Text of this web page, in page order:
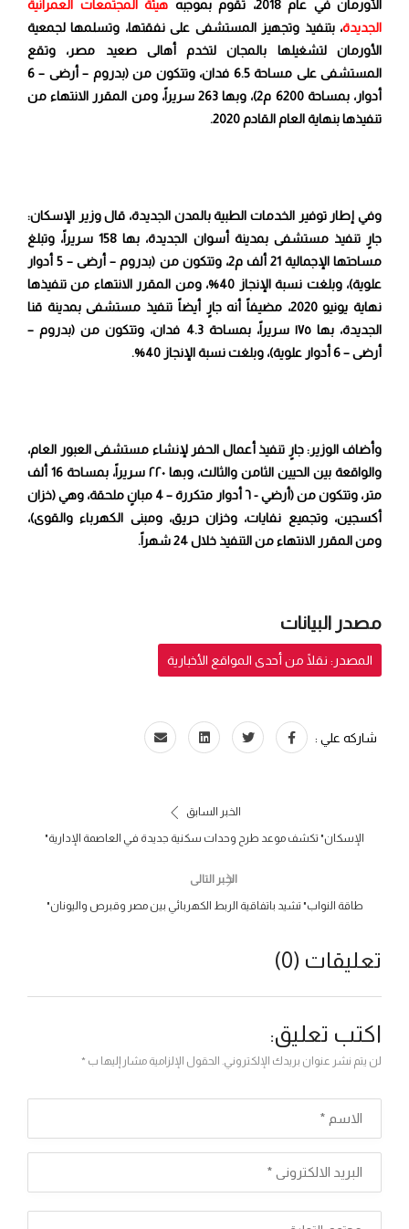
الأورمان في عام 2018، تقوم بموجبه
هيئة المجتمعات العمرانية
الجديدة، بتنفيذ وتجهيز المستشفى على نفقتها، وتسلمها لجمعية
الأورمان لتشغيلها بالمجان لتخدم أهالى صعيد مصر، وتقع
المستشفى على مساحة 6.5 فدان، وتتكون من (بدروم – أرضى – 6
أدوار، بمساحة 6200 م2)، وبها 263 سريراً، ومن المقرر الانتهاء من
تنفيذها بنهاية العام القادم 2020.
وفي إطار توفير الخدمات الطبية بالمدن الجديدة، قال وزير الإسكان:
جارٍ تنفيذ مستشفى بمدينة أسوان الجديدة، بها 158 سريراً، وتبلغ
مساحتها الإجمالية 21 ألف م2، وتتكون من (بدروم – أرضى – 5 أدوار
علوية)، وبلغت نسبة الإنجاز 40%، ومن المقرر الانتهاء من تنفيذها
نهاية يونيو 2020، مضيفاً أنه جارٍ أيضاً تنفيذ مستشفى بمدينة قنا
الجديدة، بها ١٧٥ سريراً، بمساحة 4.3 فدان، وتتكون من (بدروم –
أرضى – 6 أدوار علوية)، وبلغت نسبة الإنجاز 40%.
وأضاف الوزير: جارٍ تنفيذ أعمال الحفر لإنشاء مستشفى العبور العام،
والواقعة بين الحيين الثامن والثالث، وبها ٢٢٠ سريراً، بمساحة 16 ألف
متر، وتتكون من (أرضي - ٦ أدوار متكررة – 4 مبانٍ ملحقة، وهي (خزان
أكسجين، وتجميع نفايات، وخزان حريق، ومبنى الكهرباء والقوى)،
ومن المقرر الانتهاء من التنفيذ خلال 24 شهراً.​
مصدر البيانات
المصدر: نقلًا من أحدى المواقع الأخبارية
شاركه علي :
الخبر السابق
"الإسكان" تكشف موعد طرح وحدات سكنية جديدة في العاصمة الإدارية
الخبر التالى
"طاقة النواب" تشيد باتفاقية الربط الكهربائي بين مصر وقبرص واليونان
تعليقات (0)
اكتب تعليق:
لن يتم نشر عنوان بريدك الإلكتروني. الحقول الإلزامية مشار إليها ب *